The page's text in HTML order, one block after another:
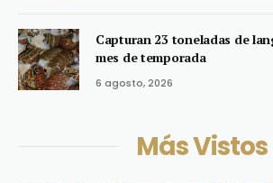
Capturan 23 toneladas de
mes de temporada
6 agosto, 2026
Más Vistos